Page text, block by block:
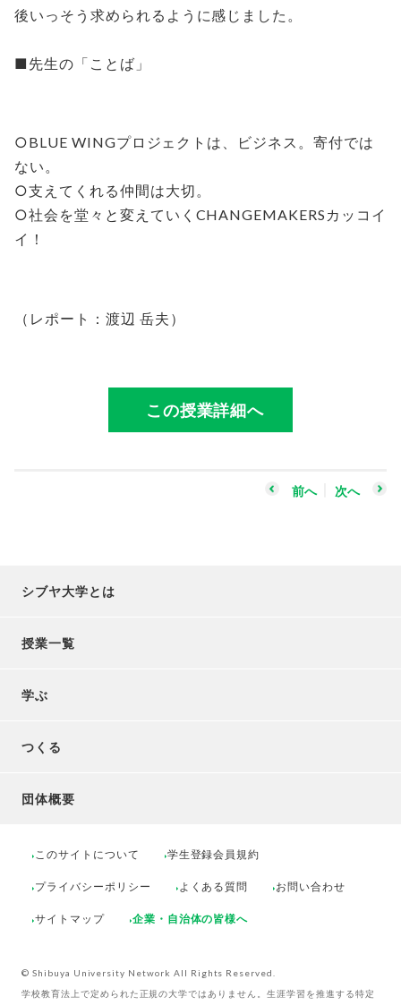
後いっそう求められるように感じました。
■先生の「ことば」
○BLUE WINGプロジェクトは、ビジネス。寄付では
ない。
○支えてくれる仲間は大切。
○社会を堂々と変えていくCHANGEMAKERSカッコイ
イ！
（レポート：渡辺 岳夫）
この授業詳細へ
前へ 次へ
シブヤ大学とは
授業一覧
学ぶ
つくる
団体概要
このサイトについて 学生登録会員規約
プライバシーポリシー よくある質問 お問い合わせ
サイトマップ 企業・自治体の皆様へ
© Shibuya University Network All Rights Reserved.
学校教育法上で定められた正規の大学ではありません。生涯学習を推進する特定